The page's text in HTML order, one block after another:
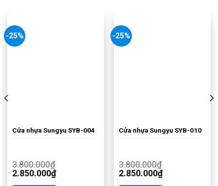
-25%
Cửa nhựa Sungyu SYB-004
3.800.000₫
2.850.000₫
-25%
Cửa nhựa Sungyu SYB-010
3.800.000₫
2.850.000₫